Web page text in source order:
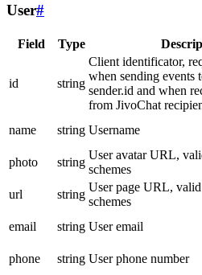
User#
Field Type
id string
Client identificator,
when sending events
sender.id and when
from JivoChat
name string Username
photo
string
User avatar URL,
schemes
url
string
User page URL,
schemes
email
string User email
phone
string User phone number